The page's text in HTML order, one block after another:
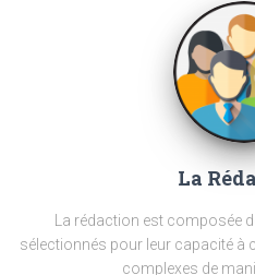
La
La rédaction est composée
sélectionnés pour leur capacité
complexes de